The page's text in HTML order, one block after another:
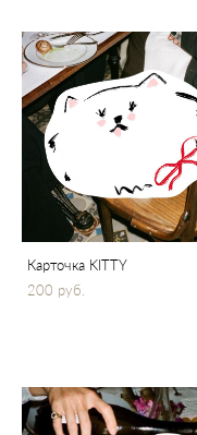
Карточка KITTY
200 pуб.